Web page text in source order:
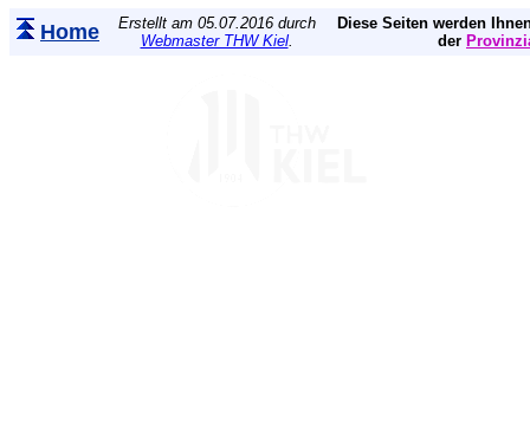
Home
Erstellt am 05.07.2016 durch
Webmaster THW Kiel.
Diese Seiten werden
der